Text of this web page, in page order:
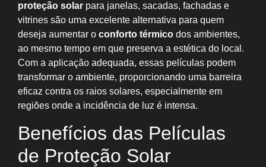
proteção solar para janelas, sacadas, fachadas e
vitrines são uma excelente alternativa para quem
deseja aumentar o conforto térmico dos ambientes,
ao mesmo tempo em que preserva a estética do local.
Com a aplicação adequada, essas películas podem
transformar o ambiente, proporcionando uma barreira
eficaz contra os raios solares, especialmente em
regiões onde a incidência de luz é intensa.
Benefícios das Películas
de Proteção Solar